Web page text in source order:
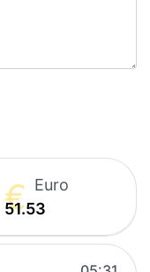
Euro
51.53